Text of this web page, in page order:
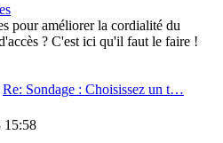
pour améliorer la cordialité du
? C'est ici qu'il faut le faire !
Re: Sondage : Choisissez un t…
15:58